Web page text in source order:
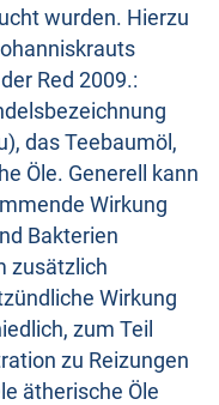
wurden. Hierzu
Red 2009.:
das Teebaumöl,
Öle. Generell kann
Wirkung
Bakterien
zusätzlich
Wirkung
zum Teil
zu Reizungen
ätherische Öle